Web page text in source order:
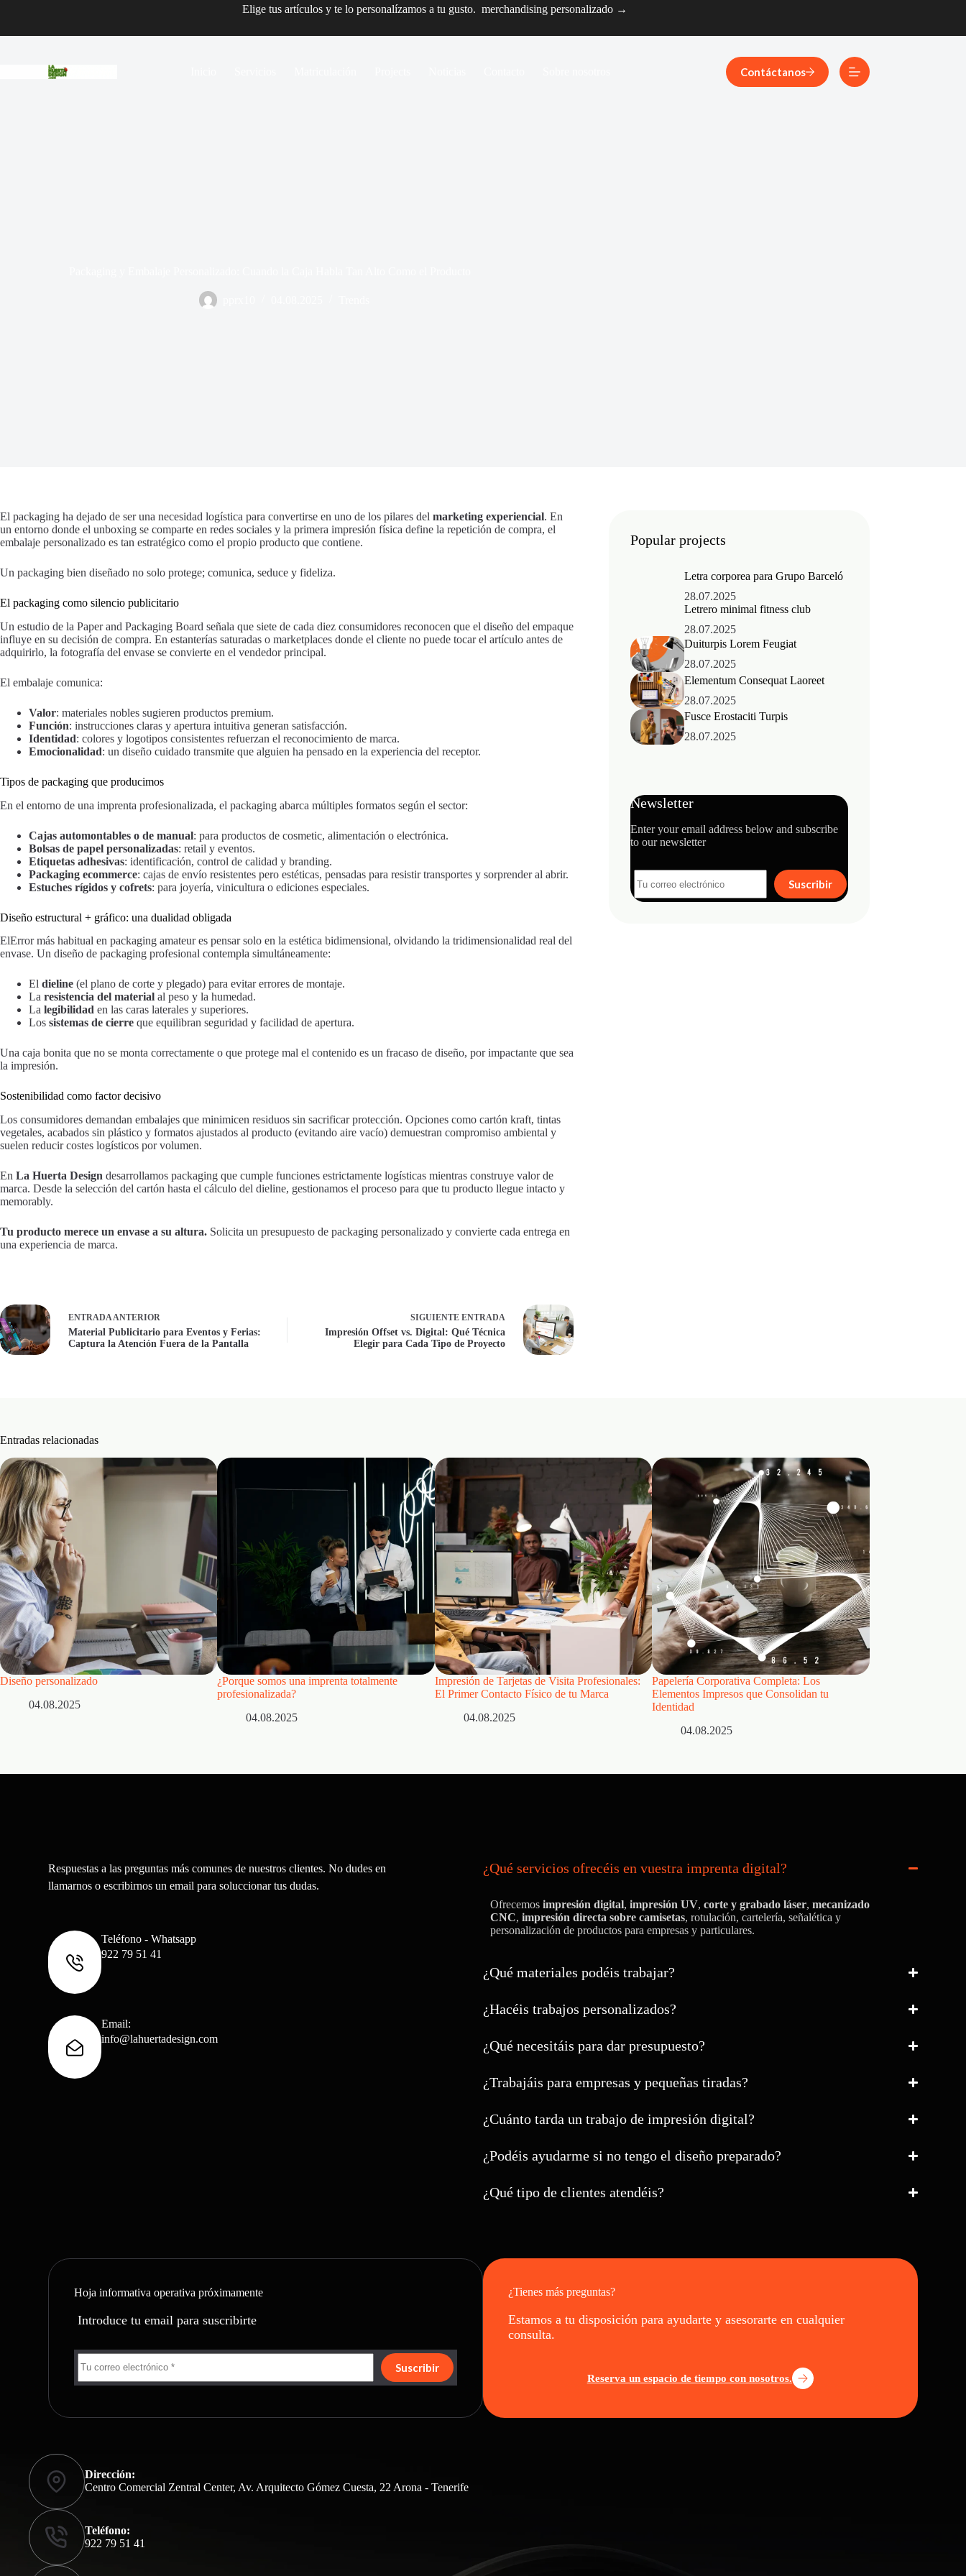
Elige tus artículos y te lo personalízamos a tu gusto. merchandising personalizado →
Contáctanos
El packaging ha dejado de ser una necesidad logística para convertirse en uno de los pilares del marketing experiencial. En
un entorno donde el unboxing se comparte en redes sociales y la primera impresión física define la repetición de compra, el
embalaje personalizado es tan estratégico como el propio producto que contiene.
Un packaging bien diseñado no solo protege; comunica, seduce y fideliza.
El packaging como silencio publicitario
Un estudio de la Paper and Packaging Board señala que siete de cada diez consumidores reconocen que el diseño del empaque
influye en su decisión de compra. En estanterías saturadas o marketplaces donde el cliente no puede tocar el artículo antes de
adquirirlo, la fotografía del envase se convierte en el vendedor principal.
El embalaje comunica:
Valor: materiales nobles sugieren productos premium.
Función: instrucciones claras y apertura intuitiva generan satisfacción.
Identidad: colores y logotipos consistentes refuerzan el reconocimiento de marca.
Emocionalidad: un diseño cuidado transmite que alguien ha pensado en la experiencia del receptor.
Tipos de packaging que producimos
En el entorno de una imprenta profesionalizada, el packaging abarca múltiples formatos según el sector:
Cajas automontables o de manual: para productos de cosmetic, alimentación o electrónica.
Bolsas de papel personalizadas: retail y eventos.
Etiquetas adhesivas: identificación, control de calidad y branding.
Packaging ecommerce: cajas de envío resistentes pero estéticas, pensadas para resistir transportes y sorprender al abrir.
Estuches rígidos y cofrets: para joyería, vinicultura o ediciones especiales.
Diseño estructural + gráfico: una dualidad obligada
ElError más habitual en packaging amateur es pensar solo en la estética bidimensional, olvidando la tridimensionalidad real del
envase. Un diseño de packaging profesional contempla simultáneamente:
El dieline (el plano de corte y plegado) para evitar errores de montaje.
La resistencia del material al peso y la humedad.
La legibilidad en las caras laterales y superiores.
Los sistemas de cierre que equilibran seguridad y facilidad de apertura.
Una caja bonita que no se monta correctamente o que protege mal el contenido es un fracaso de diseño, por impactante que sea
la impresión.
Sostenibilidad como factor decisivo
Los consumidores demandan embalajes que minimicen residuos sin sacrificar protección. Opciones como cartón kraft, tintas
vegetales, acabados sin plástico y formatos ajustados al producto (evitando aire vacío) demuestran compromiso ambiental y
suelen reducir costes logísticos por volumen.
En La Huerta Design desarrollamos packaging que cumple funciones estrictamente logísticas mientras construye valor de
marca. Desde la selección del cartón hasta el cálculo del dieline, gestionamos el proceso para que tu producto llegue intacto y
memorably.
Tu producto merece un envase a su altura. Solicita un presupuesto de packaging personalizado y convierte cada entrega en
una experiencia de marca.
ENTRADA ANTERIOR
Material Publicitario para Eventos y Ferias:
Captura la Atención Fuera de la Pantalla
SIGUIENTEENTRADA
Impresión Offset vs. Digital: Qué Técnica
Elegir para Cada Tipo de Proyecto
Popular projects
Letra corporea para Grupo Barceló
28.07.2025
Letrero minimal fitness club
28.07.2025
Duiturpis Lorem Feugiat
28.07.2025
Elementum Consequat Laoreet
28.07.2025
Fusce Erostaciti Turpis
28.07.2025
Newsletter
Enter your email address below and subscribe
to our newsletter
Suscribir
Entradas relacionadas
Diseño personalizado
04.08.2025
¿Porque somos una imprenta totalmente
profesionalizada?
04.08.2025
Impresión de Tarjetas de Visita Profesionales:
El Primer Contacto Físico de tu Marca
04.08.2025
Papelería Corporativa Completa: Los
Elementos Impresos que Consolidan tu
Identidad
04.08.2025
Respuestas a las preguntas más comunes de nuestros clientes. No dudes en
llamarnos o escribirnos un email para soluccionar tus dudas.
Teléfono - Whatsapp
922 79 51 41
Email:
info@lahuertadesign.com
¿Qué servicios ofrecéis en vuestra imprenta digital?
Ofrecemos impresión digital, impresión UV, corte y grabado láser, mecanizado
CNC, impresión directa sobre camisetas, rotulación, cartelería, señalética y
personalización de productos para empresas y particulares.
¿Qué materiales podéis trabajar?
¿Hacéis trabajos personalizados?
¿Qué necesitáis para dar presupuesto?
¿Trabajáis para empresas y pequeñas tiradas?
¿Cuánto tarda un trabajo de impresión digital?
¿Podéis ayudarme si no tengo el diseño preparado?
¿Qué tipo de clientes atendéis?
Hoja informativa operativa próximamente
Introduce tu email para suscribirte
Suscribir
¿Tienes más preguntas?
Estamos a tu disposición para ayudarte y asesorarte en cualquier
consulta.
Reserva un espacio de tiempo con nosotros.
Dirección:
Centro Comercial Zentral Center, Av. Arquitecto Gómez Cuesta, 22 Arona - Tenerife
Teléfono:
922 79 51 41